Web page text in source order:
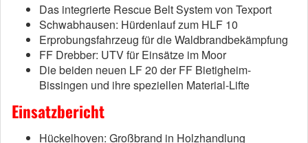
Das integrierte Rescue Belt System von Texport
Schwabhausen: Hürdenlauf zum HLF 10
Erprobungsfahrzeug für die Waldbrandbekämpfung
FF Drebber: UTV für Einsätze im Moor
Die beiden neuen LF 20 der FF Bietigheim-
Bissingen und ihre speziellen Material-Lifte
Einsatzbericht
Hückelhoven: Großbrand in Holzhandlung